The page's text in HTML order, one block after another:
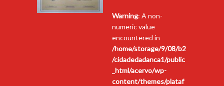
Warning: A non-
numeric value
encountered in
/home/storage/9/08/b2
/cidadedadanca1/public
_html/acervo/wp-
content/themes/plataf